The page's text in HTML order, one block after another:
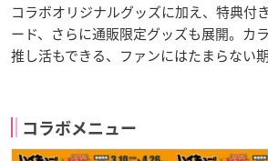
コラボオリジナルグッズに加え、特典付
ード、さらに通販限定グッズも展開。カ
推し活もできる、ファンにはたまらない
コラボメニュー